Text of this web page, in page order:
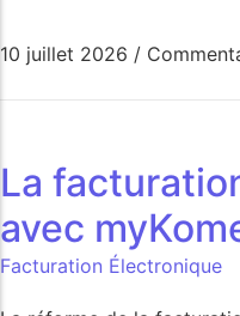
10 juillet 2026 /
La
avec
Facturation Électronique